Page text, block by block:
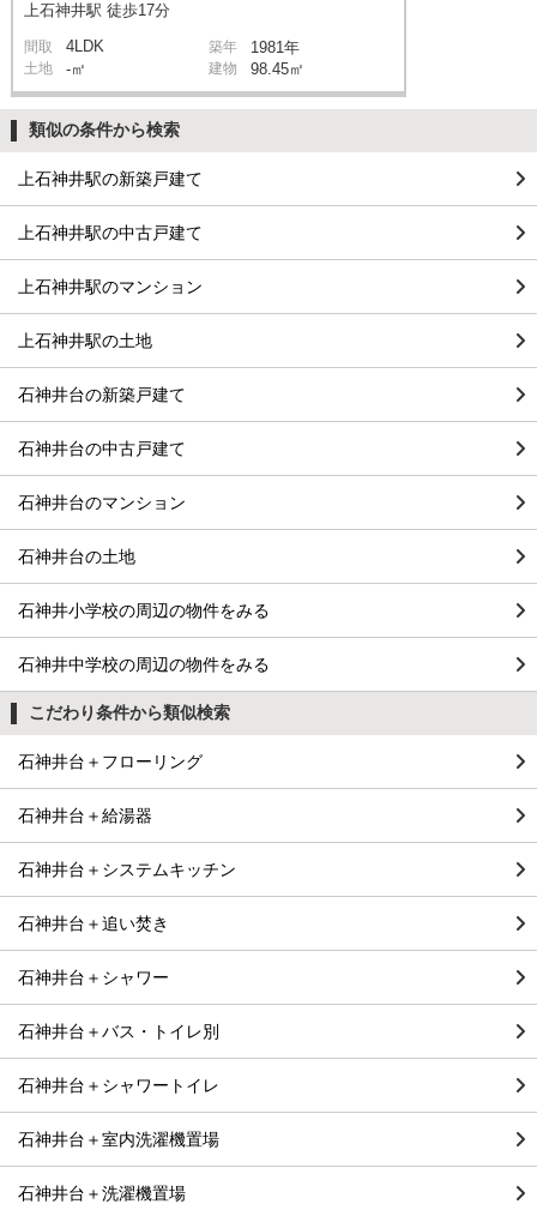
上石神井駅 徒歩17分
間取 4LDK 築年 1981年
土地 -㎡ 建物 98.45㎡
類似の条件から検索
上石神井駅の新築戸建て
上石神井駅の中古戸建て
上石神井駅のマンション
上石神井駅の土地
石神井台の新築戸建て
石神井台の中古戸建て
石神井台のマンション
石神井台の土地
石神井小学校の周辺の物件をみる
石神井中学校の周辺の物件をみる
こだわり条件から類似検索
石神井台＋フローリング
石神井台＋給湯器
石神井台＋システムキッチン
石神井台＋追い焚き
石神井台＋シャワー
石神井台＋バス・トイレ別
石神井台＋シャワートイレ
石神井台＋室内洗濯機置場
石神井台＋洗濯機置場